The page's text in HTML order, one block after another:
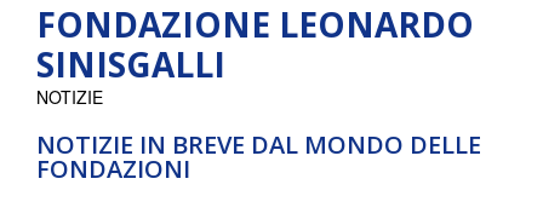
FONDAZIONE LEONARDO
SINISGALLI
NOTIZIE IN BREVE DAL MONDO DELLE
FONDAZIONI
NOTIZIE